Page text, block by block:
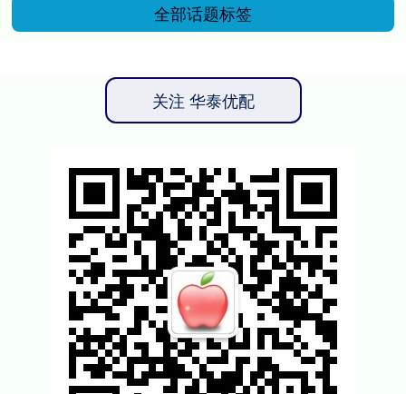
全部话题标签
关注 华泰优配